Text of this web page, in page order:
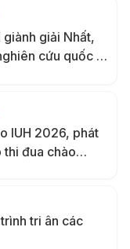
giành giải Nhất,
cứu quốc tế
IUH 2026, phát
đua chào
lập trường
tri ân các